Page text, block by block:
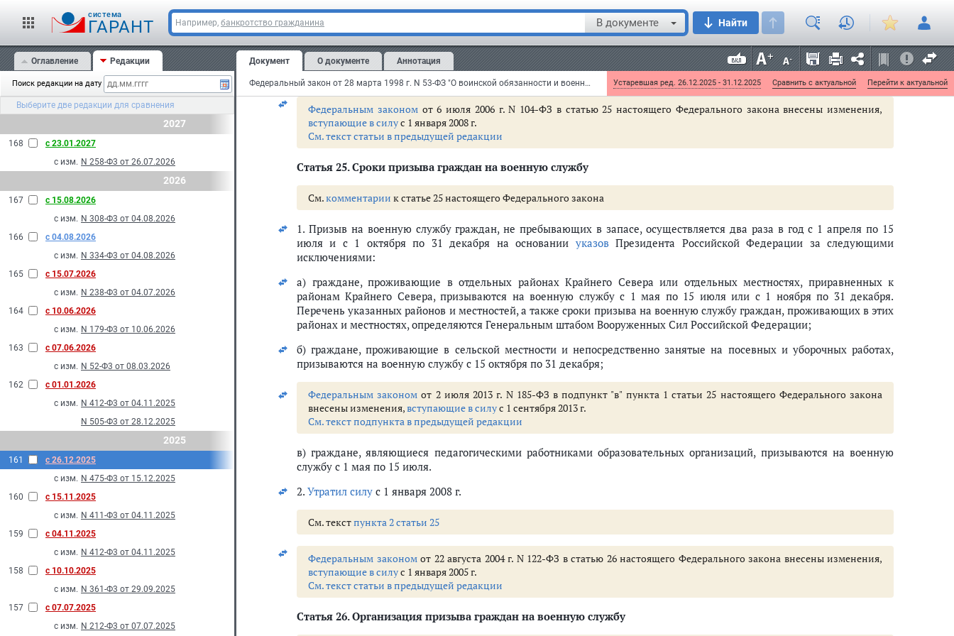
cистема
ГАРАНТ Например, банкротство гражданина В документе Найти
Оглавление Редакции
Поиск редакции на дату
Выберите две редакции для сравнения
2027
168
с 23.01.2027
с изм. N 258-Ф3 от 26.07.2026
2026
167
с 15.08.2026
с изм. N 308-Ф3 от 04.08.2026
166
с 04.08.2026
с изм. N 334-Ф3 от 04.08.2026
165
с 15.07.2026
с изм. N 238-Ф3 от 04.07.2026
164
с 10.06.2026
с изм. N 179-Ф3 от 10.06.2026
163
с 07.06.2026
с изм. N 52-Ф3 от 08.03.2026
162
с 01.01.2026
с изм. N 412-Ф3 от 04.11.2025
N 505-Ф3 от 28.12.2025
2025
161
с 26.12.2025
с изм. N 475-Ф3 от 15.12.2025
160
с 15.11.2025
с изм. N 411-Ф3 от 04.11.2025
159
с 04.11.2025
с изм. N 412-Ф3 от 04.11.2025
158
с 10.10.2025
с изм. N 361-Ф3 от 29.09.2025
157
с 07.07.2025
с изм. N 212-Ф3 от 07.07.2025
Документ О документе Аннотация
Федеральный закон от 28 марта 1998 г. N 53-ФЗ "О воинской обязанности и военной службе" Устаревшая ред. 26.12.2025 - 31.12.2025 Сравнить с актуальной Перейти к актуальной
шести месяцев.
3.Утратил силус 1 января 2008 г.
См. текстпункта 3 статьи 24
Федеральным закономот 6 июля 2006 г. N 104-ФЗ в статью 25 настоящего Федерального закона внесены изменения,
вступающие в силус 1 января 2008 г.
См. текст статьи в предыдущей редакции
Статья 25. Сроки призыва граждан на военную службу
См.комментарии к статье 25 настоящего Федерального закона
1. Призыв на военную службу граждан, не пребывающих в запасе, осуществляется два раза в год с 1 апреля по 15
июля и с 1 октября по 31 декабря на основании указовПрезидента Российской Федерации за следующими
исключениями:
а) граждане, проживающие в отдельных районах Крайнего Севера или отдельных местностях, приравненных к
районам Крайнего Севера, призываются на военную службу с 1 мая по 15 июля или с 1 ноября по 31 декабря.
Перечень указанных районов и местностей, а также сроки призыва на военную службу граждан, проживающих в этих
районах и местностях, определяются Генеральным штабом Вооруженных Сил Российской Федерации;
б) граждане, проживающие в сельской местности и непосредственно занятые на посевных и уборочных работах,
призываются на военную службу с 15 октября по 31 декабря;
Федеральным законом от 2 июля 2013 г. N 185-ФЗ в подпункт "в" пункта 1 статьи 25 настоящего Федерального закона
внесены изменения,вступающие в силус 1 сентября 2013 г.
См. текст подпункта в предыдущей редакции
в) граждане, являющиеся педагогическими работниками образовательных организаций, призываются на военную
службу с 1 мая по 15 июля.
2. Утратил силу с 1 января 2008 г.
См. текстпункта 2 статьи 25
Федеральным закономот 22 августа 2004 г. N 122-ФЗ в статью 26 настоящего Федерального закона внесены изменения,
вступающие в силус 1 января 2005 г.
См. текст статьи в предыдущей редакции
Статья 26. Организация призыва граждан на военную службу